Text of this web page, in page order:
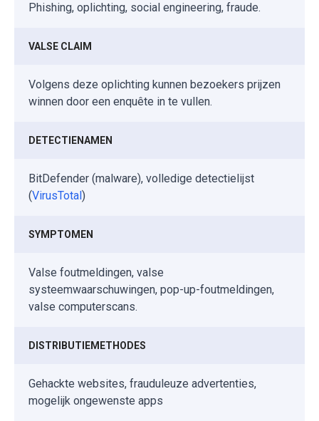
Phishing, oplichting, social engineering, fraude.
VALSE CLAIM
Volgens deze oplichting kunnen bezoekers prijzen
winnen door een enquête in te vullen.
DETECTIENAMEN
BitDefender (malware), volledige detectielijst
(VirusTotal )
SYMPTOMEN
Valse foutmeldingen, valse
systeemwaarschuwingen, pop-up-foutmeldingen,
valse computerscans.
DISTRIBUTIEMETHODES
Gehackte websites, frauduleuze advertenties,
mogelijk ongewenste apps